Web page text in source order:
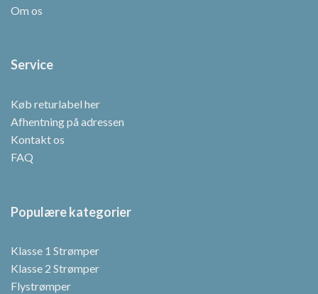
Om os
Service
Køb returlabel her
Afhentning på adressen
Kontakt os
FAQ
Populære kategorier
Klasse 1 Strømper
Klasse 2 Strømper
Flystrømper